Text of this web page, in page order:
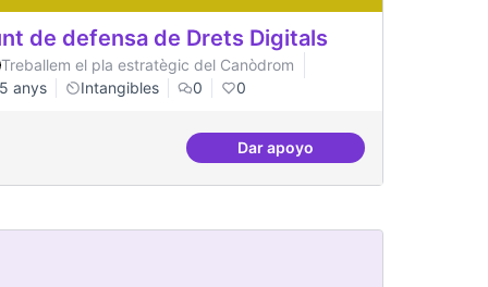
de defensa de Drets Digitals
Treballem el pla estratègic del Canòdrom
5 anys
Intangibles 0 0
Dar apoyoPunt de defensa de Drets